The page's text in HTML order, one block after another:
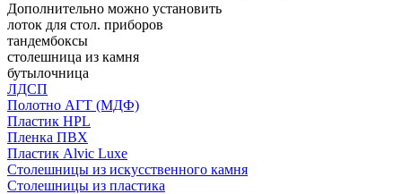
Дополнительно можно установить
лоток для стол. приборов
тандембоксы
столешница из камня
бутылочница
ЛДСП
Полотно АГТ (МДФ)
Пластик HPL
Пленка ПВХ
Пластик Alvic Luxe
Столешницы из искусственного камня
Столешницы из пластика